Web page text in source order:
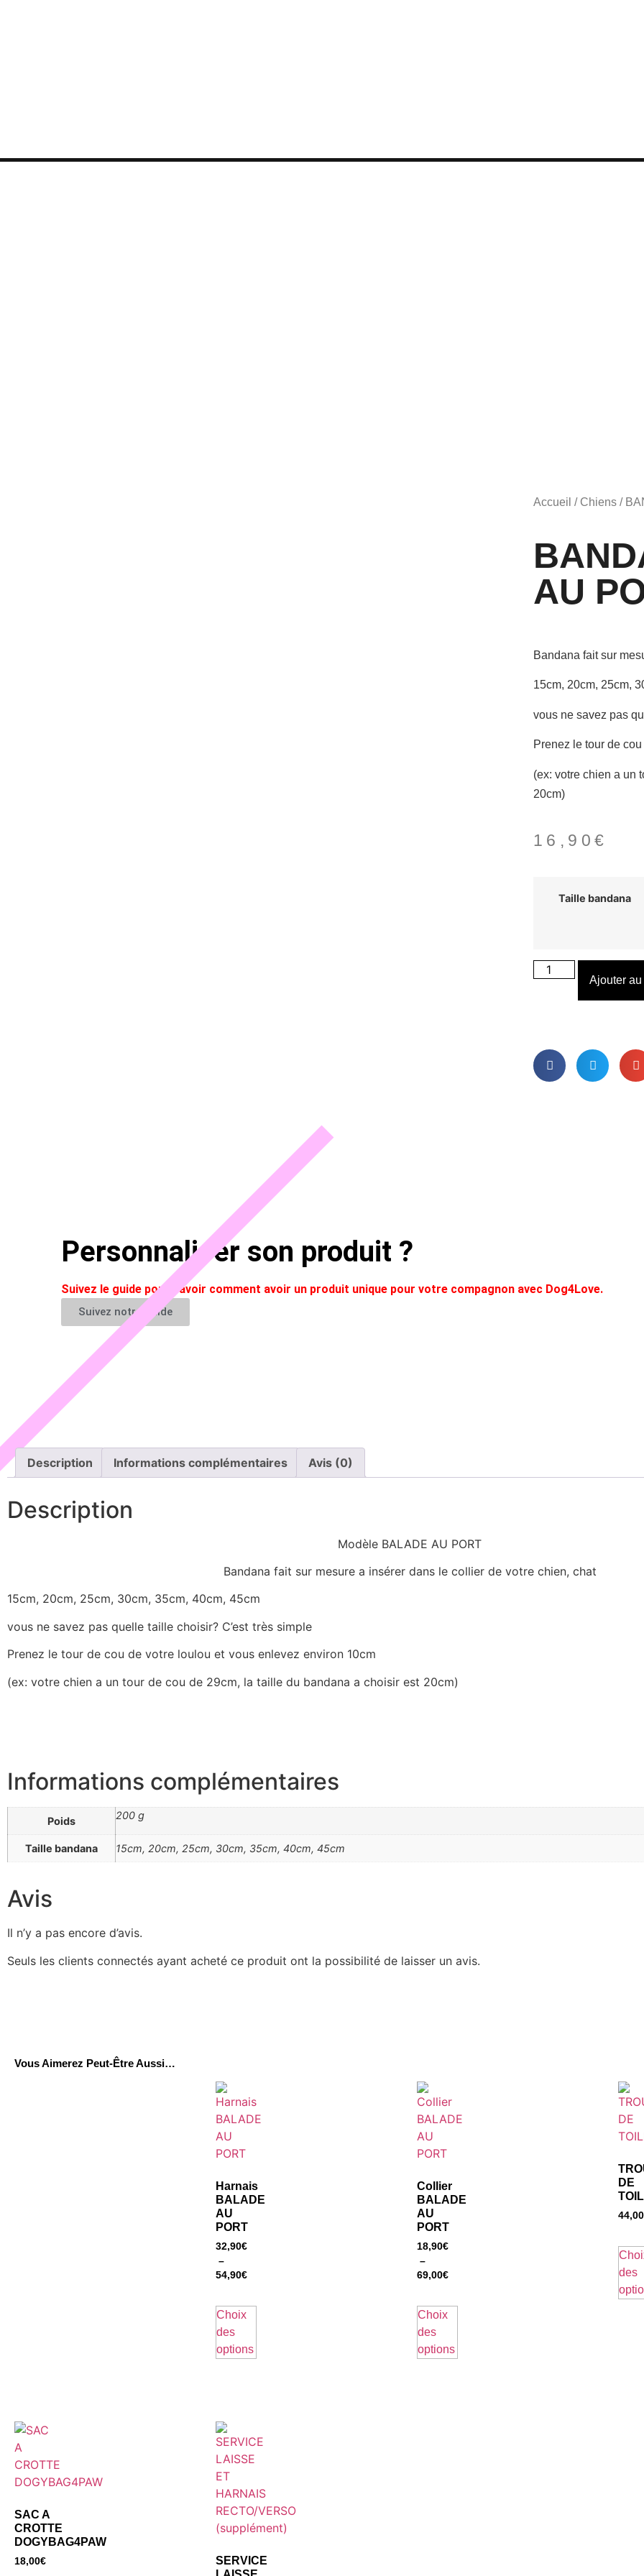
Accueil / Chiens /
AU
Bandana fait sur
15cm, 20cm, 25cm,
vous ne savez pas
Prenez le tour de
(ex: votre chien a un
20cm)
16,90 €
Taille bandana
Ajouter
Personnaliser son produit ?
Suivez le guide pour savoir comment avoir un produit unique pour votre compagnon avec Dog4Love.
Suivez notre guide
Description Informations complémentaires Avis (0)
Description
Modèle BALADE AU PORT
Bandana fait sur mesure a insérer dans le collier de votre chien, chat
15cm, 20cm, 25cm, 30cm, 35cm, 40cm, 45cm
vous ne savez pas quelle taille choisir? C’est très simple
Prenez le tour de cou de votre loulou et vous enlevez environ 10cm
(ex: votre chien a un tour de cou de 29cm, la taille du bandana a choisir est 20cm)
Informations complémentaires
Poids 200 g
Taille bandana 15cm, 20cm, 25cm, 30cm, 35cm, 40cm, 45cm
Avis
Il n’y a pas encore d’avis.
Seuls les clients connectés ayant acheté ce produit ont la possibilité de laisser un avis.
Vous Aimerez Peut-Être Aussi…
Harnais
BALADE
AU
PORT
32,90€
–
54,90€
Choix
des
options
Collier
BALADE
AU
PORT
18,90€
–
69,00€
Choix
des
options
DE
44,00
des
SAC A
CROTTE
DOGYBAG4PAW
18,00€
SERVICE